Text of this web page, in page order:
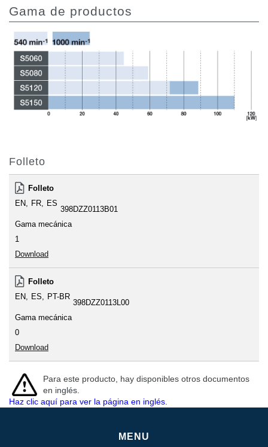
Gama de productos
Folleto
Folleto
EN
FR ES
398DZZ0113B01
Gama mecánica
1
Download
Folleto
EN
ES PT-BR
398DZZ0113L00
Gama mecánica
0
Download
Para este producto, hay disponibles otros documentos
en inglés.
Haz clic aquí para ver la página en inglés.
MENU